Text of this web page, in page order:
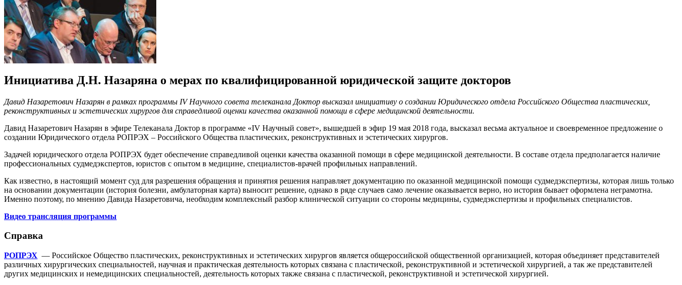
Инициатива Д.Н. Назаряна о мерах по квалифицированной юридической защите докторов
Давид Назаретович Назарян в рамках программы IV Научного совета телеканала Доктор высказал инициативу о создании Юридического отдела Российского Общества пластических,
реконструктивных и эстетических хирургов для справедливой оценки качества оказанной помощи в сфере медицинской деятельности.
Давид Назаретович Назарян в эфире Телеканала Доктор в программе «IV Научный совет», вышедшей в эфир 19 мая 2018 года, высказал весьма актуальное и своевременное предложение о
создании Юридического отдела РОПРЭХ – Российского Общества пластических, реконструктивных и эстетических хирургов.
Задачей юридического отдела РОПРЭХ будет обеспечение справедливой оценки качества оказанной помощи в сфере медицинской деятельности. В составе отдела предполагается наличие
профессиональных судмедэкспертов, юристов с опытом в медицине, специалистов-врачей профильных направлений.
Как известно, в настоящий момент суд для разрешения обращения и принятия решения направляет документацию по оказанной медицинской помощи судмедэкспертизы, которая лишь только
на основании документации (история болезни, амбулаторная карта) выносит решение, однако в ряде случаев само лечение оказывается верно, но история бывает оформлена неграмотна.
Именно поэтому, по мнению Давида Назаретовича, необходим комплексный разбор клинической ситуации со стороны медицины, судмедэкспертизы и профильных специалистов.
Видео трансляция программы
Справка
РОПРЭХ — Российское Общество пластических, реконструктивных и эстетических хирургов является общероссийской общественной организацией, которая объединяет представителей
различных хирургических специальностей, научная и практическая деятельность которых связана с пластической, реконструктивной и эстетической хирургией, а так же представителей
других медицинских и немедицинских специальностей, деятельность которых также связана с пластической, реконструктивной и эстетической хирургией.